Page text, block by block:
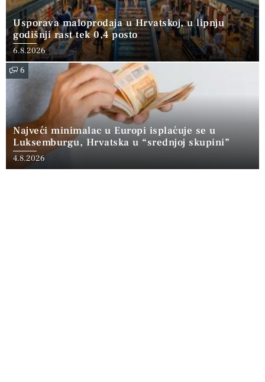
Usporava maloprodaja u Hrvatskoj, u lipnju
godišnji rast tek 0,4 posto
6.8.2026
6
Najveći minimalac u Europi isplaćuje se u
Luksemburgu, Hrvatska u “srednjoj skupini”
4.8.2026